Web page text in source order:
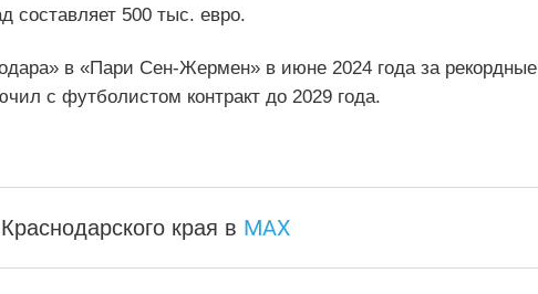
составляет 500 тыс. евро.
в «Пари Сен-Жермен» в июне 2024 года за рекордные
с футболистом контракт до 2029 года.
края в MAX